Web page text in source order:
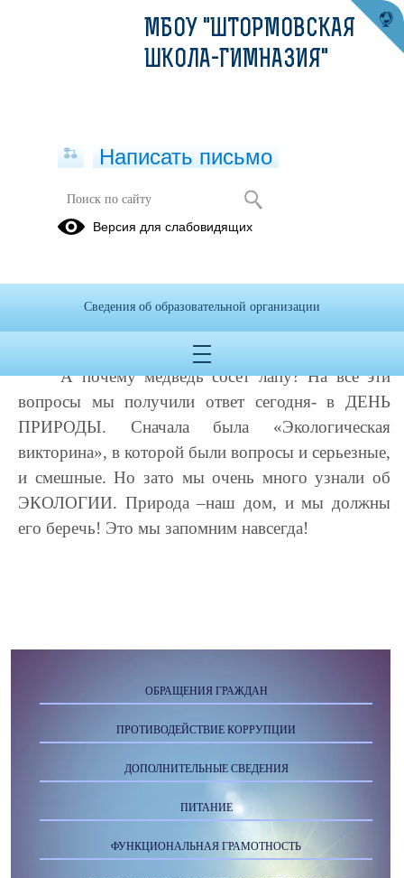
11-й день. День природы
А сколько ног у паука?
А сколько лет живет черепаха?
А чем поет кузнечик?
А почему медведь сосет лапу? На все эти
вопросы мы получили ответ сегодня- в ДЕНЬ
ПРИРОДЫ. Сначала была «Экологическая
викторина», в которой были вопросы и серьезные,
и смешные. Но зато мы очень много узнали об
ЭКОЛОГИИ. Природа –наш дом, и мы должны
его беречь! Это мы запомним навсегда!
ОБРАЩЕНИЯ ГРАЖДАН
ПРОТИВОДЕЙСТВИЕ КОРРУПЦИИ
ДОПОЛНИТЕЛЬНЫЕ СВЕДЕНИЯ
ПИТАНИЕ
ФУНКЦИОНАЛЬНАЯ ГРАМОТНОСТЬ
МБОУ "ШТОРМОВСКАЯ
ШКОЛА-ГИМНАЗИЯ"
Написать письмо
Версия для слабовидящих
Сведения об образовательной организации